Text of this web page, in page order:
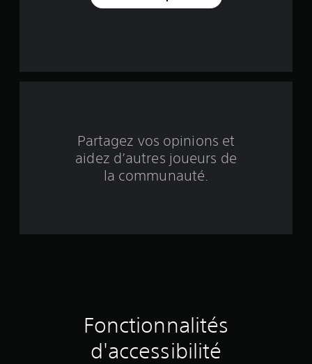
i
é
Partagez vos opinions et
aidez d’autres joueurs de
la communauté.
Fonctionnalités
d'accessibilité